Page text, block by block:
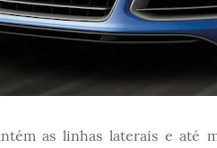
as linhas laterais e até